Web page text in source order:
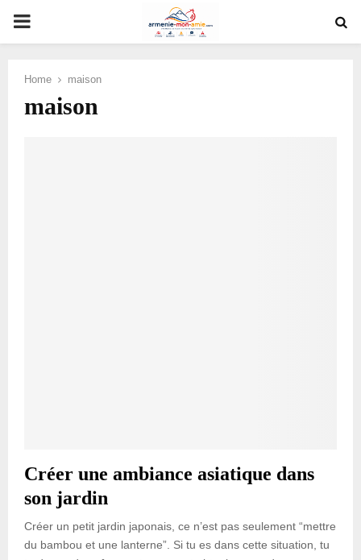
PRIMARY
Home maison
maison
Créer une ambiance asiatique dans
son jardin
Créer un petit jardin japonais, ce n’est pas seulement “mettre
du bambou et une lanterne”. Si tu es dans cette situation, tu